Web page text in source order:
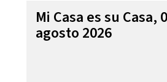
Mi Casa es su Casa,
agosto 2026